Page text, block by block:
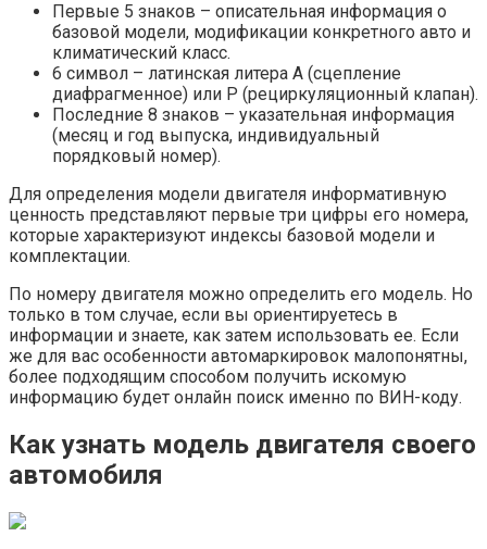
Первые 5 знаков – описательная информация о
базовой модели, модификации конкретного авто и
климатический класс.
6 символ – латинская литера А (сцепление
диафрагменное) или Р (рециркуляционный клапан).
Последние 8 знаков – указательная информация
(месяц и год выпуска, индивидуальный
порядковый номер).
Для определения модели двигателя информативную
ценность представляют первые три цифры его номера,
которые характеризуют индексы базовой модели и
комплектации.
По номеру двигателя можно определить его модель. Но
только в том случае, если вы ориентируетесь в
информации и знаете, как затем использовать ее. Если
же для вас особенности автомаркировок малопонятны,
более подходящим способом получить искомую
информацию будет онлайн поиск именно по ВИН-коду.
Как узнать модель двигателя своего
автомобиля